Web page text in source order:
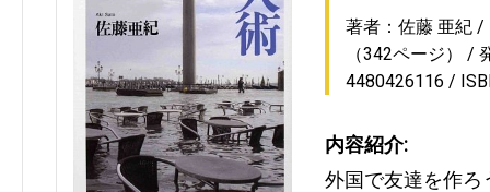
著者：佐藤 亜紀
（342ページ）
4480426116
内容紹介:
外国で友達を作ろ